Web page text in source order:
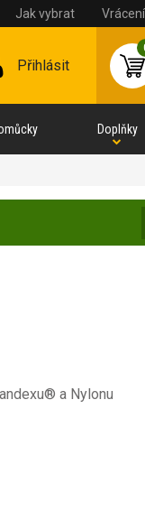
Jak vybrat
Přihlásit
Doplňky
a Nylonu